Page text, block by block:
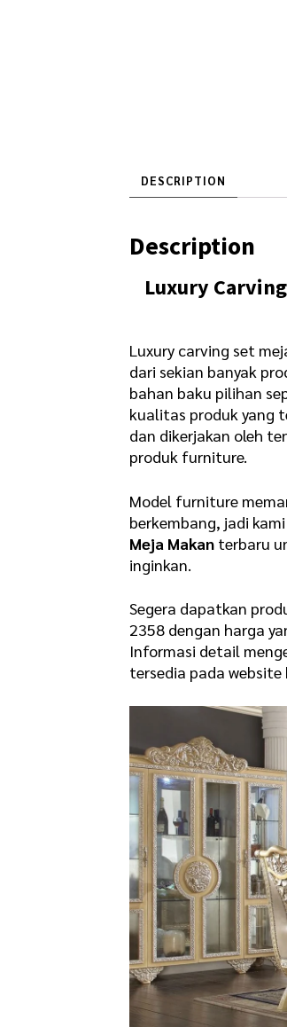
DESCRIPTION
Description
Luxury
Luxury carving set
dari sekian banyak
bahan baku pilihan
kualitas produk yang
dan dikerjakan oleh
produk furniture.
Model furniture
berkembang, jadi
Meja Makan terbaru
inginkan.
Segera dapatkan
2358 dengan harga
Informasi detail
tersedia pada website